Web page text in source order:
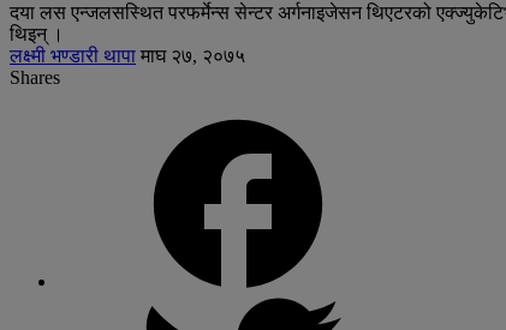
दया लस एन्जलसस्थित परफर्मेन्स सेन्टर अर्गनाइजेसन थिएटरको
थिइन् ।
लक्ष्मी भण्डारी थापा माघ २७, २०७५
Shares